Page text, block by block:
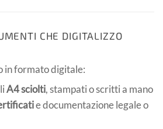
CHE DIGITALIZZO
in formato digitale:
A4 sciolti, stampati o scritti a mano
e documentazione legale o